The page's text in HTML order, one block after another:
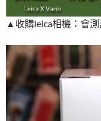
▲收購leica相機：會